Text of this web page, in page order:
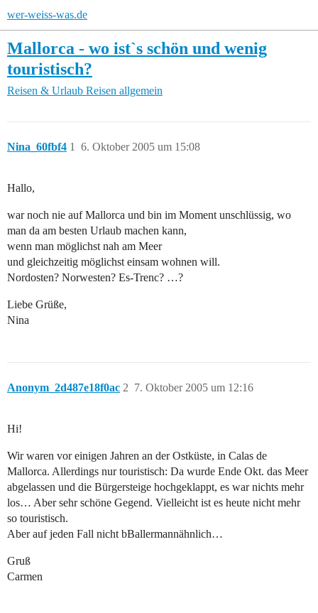
wer-weiss-was.de
Mallorca - wo ist`s schön und wenig
touristisch?
Reisen & Urlaub Reisen allgemein
Nina_60fbf4 6. Oktober 2005 um 15:08
1
Hallo,
war noch nie auf Mallorca und bin im Moment unschlüssig, wo
man da am besten Urlaub machen kann,
wenn man möglichst nah am Meer
und gleichzeitig möglichst einsam wohnen will.
Nordosten? Norwesten? Es-Trenc? …?
Liebe Grüße,
Nina
Anonym_2d487e18f0ac 7. Oktober 2005 um 12:16
2
Hi!
Wir waren vor einigen Jahren an der Ostküste, in Calas de
Mallorca. Allerdings nur touristisch: Da wurde Ende Okt. das Meer
abgelassen und die Bürgersteige hochgeklappt, es war nichts mehr
los… Aber sehr schöne Gegend. Vielleicht ist es heute nicht mehr
so touristisch.
Aber auf jeden Fall nicht bBallermannähnlich…
Gruß
Carmen